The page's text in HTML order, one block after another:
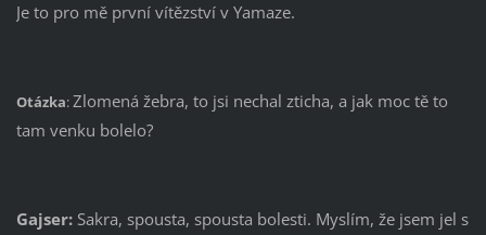
Je to pro mě první vítězství v Yamaze.
Otázka:Zlomená žebra, to jsi nechal zticha, a jak moc tě to
tam venku bolelo?
Gajser: Sakra, spousta, spousta bolesti. Myslím, že jsem jel s